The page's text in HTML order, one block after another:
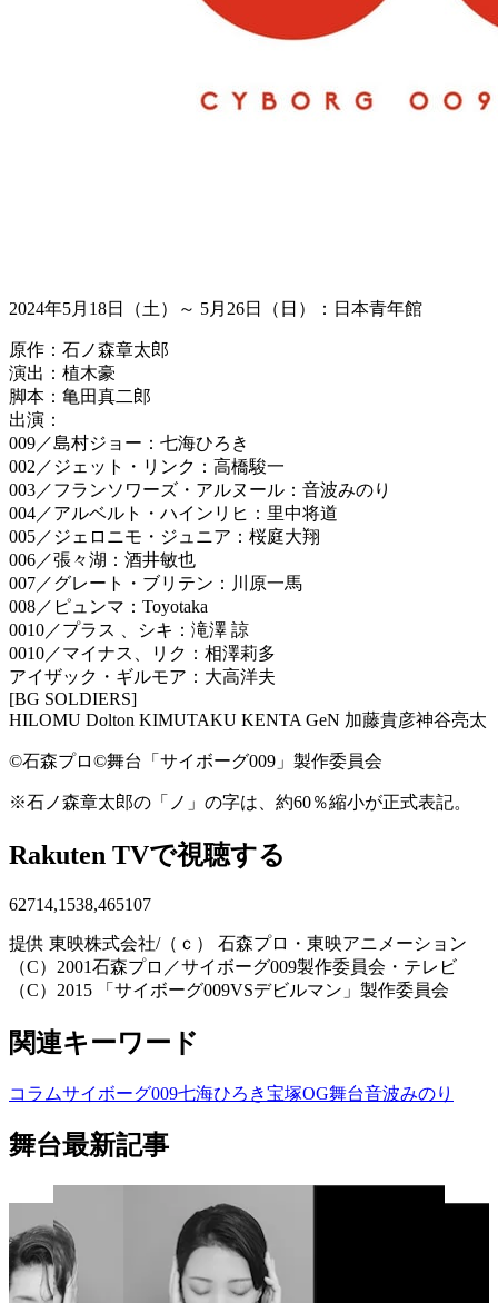
2024年5月18日（土）～ 5月26日（日）：日本青年館
原作：石ノ森章太郎
演出：植木豪
脚本：亀田真二郎
出演：
009／島村ジョー：七海ひろき
002／ジェット・リンク：高橋駿一
003／フランソワーズ・アルヌール：音波みのり
004／アルベルト・ハインリヒ：里中将道
005／ジェロニモ・ジュニア：桜庭大翔
006／張々湖：酒井敏也
007／グレート・ブリテン：川原一馬
008／ピュンマ：Toyotaka
0010／プラス 、シキ：滝澤 諒
0010／マイナス、リク：相澤莉多
アイザック・ギルモア：大高洋夫
[BG SOLDIERS]
HILOMU Dolton KIMUTAKU KENTA GeN 加藤貴彦神谷亮太
©石森プロ©舞台「サイボーグ009」製作委員会
※石ノ森章太郎の「ノ」の字は、約60％縮小が正式表記。
Rakuten TVで視聴する
62714,1538,465107
提供 東映株式会社/（ｃ） 石森プロ・東映アニメーション
（C）2001石森プロ／サイボーグ009製作委員会・テレビ
（C）2015 「サイボーグ009VSデビルマン」製作委員会
関連キーワード
コラムサイボーグ009七海ひろき宝塚OG舞台音波みのり
舞台最新記事